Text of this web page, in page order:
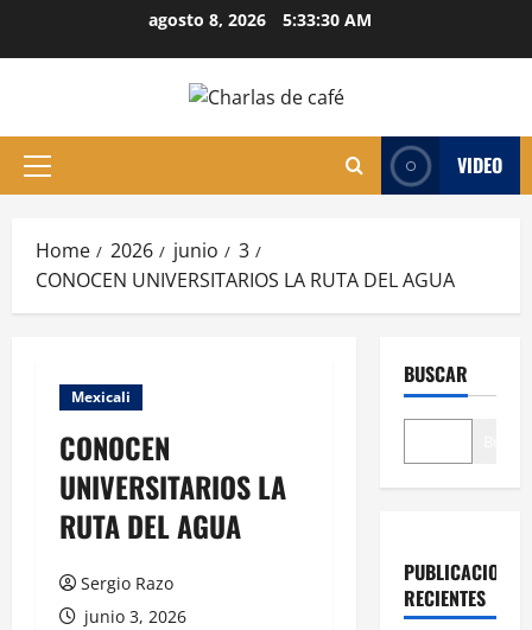
agosto 8, 2026 5:33:31 AM
Primary
VIDEO
Home 2026 junio
3
CONOCEN UNIVERSITARIOS LA RUTA DEL AGUA
Mexicali
CONOCEN
UNIVERSITARIOS LA
RUTA DEL AGUA
Sergio Razo
junio 3, 2026
BUSCAR
PUBLICACIONES
RECIENTES